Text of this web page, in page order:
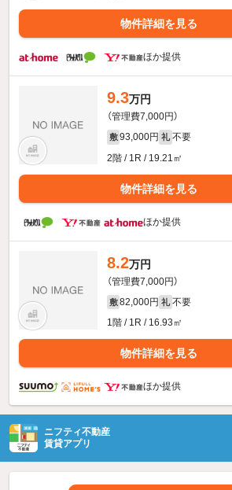
物件詳細を見る
ほか提供
9.3万円
（管理費7,000円）
敷 93,000円 礼 不要
2階 / 1R / 19.21㎡
物件詳細を見る
ほか提供
8.2万円
（管理費7,000円）
敷 82,000円 礼 不要
1階 / 1R / 16.93㎡
物件詳細を見る
ほか提供
ニフティ不動産
賃貸アプリ